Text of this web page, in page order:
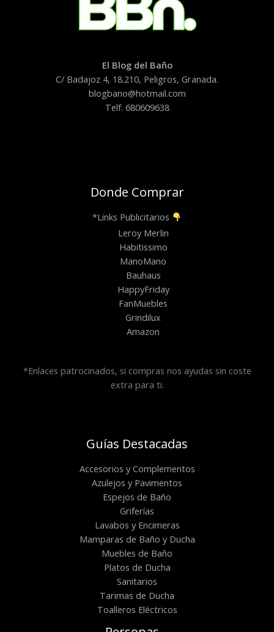
El Blog del Baño
C/ Badajoz 4, 18.210, Peligros, Granada.
blogbano@hotmail.com
Telf. 680609638
Donde Comprar
*Links Publicitarios
Leroy Merlin
Habitissimo
ManoMano
Bauhaus
HappyFriday
FanMuebles
Grindilux
Amazon
*Enlaces patrocinados, si compras nos ayudas sin coste
extra para ti.
Guías Destacadas
Accesorios y Complementos
Azulejos y Pavimentos
Espejos de Baño
Griferías
Lavabos y Encimeras
Mamparas de Baño y Ducha
Muebles de Baño
Platos de Ducha
Sanitarios
Tarimas de Ducha
Toalleros Eléctricos